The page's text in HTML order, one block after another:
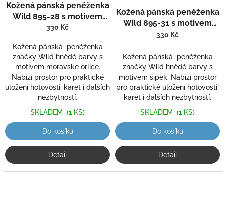
Kožená pánská peněženka
Wild 895-28 s motivem
moravské orlice
330 Kč
Kožená pánská peněženka
značky Wild hnědé barvy s
motivem moravské orlice.
Nabízí prostor pro praktické
uložení hotovosti, karet i dalších
nezbytností.
SKLADEM (1 KS)
Do košíku
Detail
Kožená pánská peněženka
Wild 895-31 s motivem
šipek
330 Kč
Kožená pánská peněženka
značky Wild hnědé barvy s
motivem šipek. Nabízí prostor
pro praktické uložení hotovosti,
karet i dalších nezbytností.
SKLADEM (1 KS)
Do košíku
Detail